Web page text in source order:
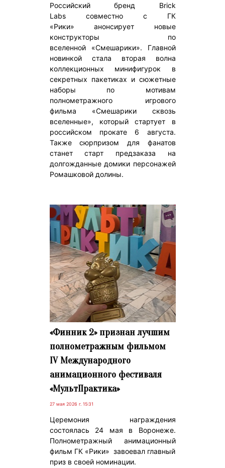
Российский бренд Brick
Labs совместно с ГК
«Рики» анонсирует новые
конструкторы по
вселенной «Смешарики». Главной
новинкой стала вторая волна
коллекционных минифигурок в
секретных пакетиках и сюжетные
наборы по мотивам
полнометражного игрового
фильма «Смешарики сквозь
вселенные», который стартует в
российском прокате 6 августа.
Также сюрпризом для фанатов
станет старт предзаказа на
долгожданные домики персонажей
Ромашковой долины.
«Финник 2» признан лучшим
полнометражным фильмом
IV Международного
анимационного фестиваля
«МультПрактика»
27 мая 2026 г. 15:31
Церемония награждения
состоялась 24 мая в Воронеже.
Полнометражный анимационный
фильм ГК «Рики» завоевал главный
приз в своей номинации.